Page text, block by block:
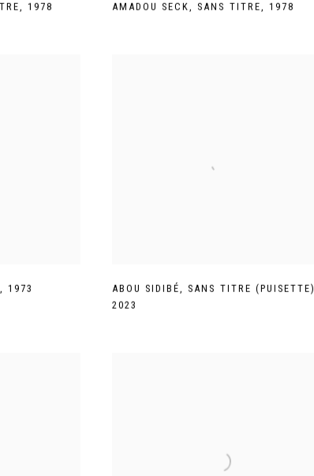
, 1978 AMADOU SECK, SANS TITRE, 1978
, 1973 ABOU SIDIBÉ, SANS TITRE (PUISETTE)
2023